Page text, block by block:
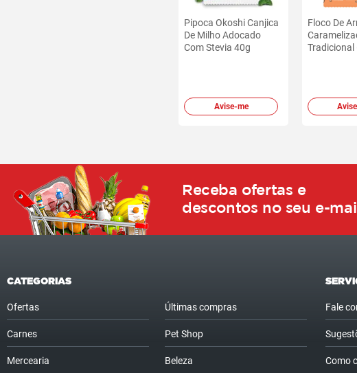
Pipoca Okoshi Canjica
De Milho Adocado
Com Stevia 40g
Avise-me
Floco De
Tradicional
Receba ofertas e
descontos no seu e-mail
CATEGORIAS
Ofertas
Carnes
Mercearia
Últimas compras
Pet Shop
Beleza
Fale
Como